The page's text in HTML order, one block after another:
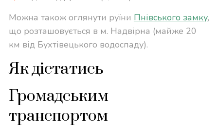
Можна також оглянути руїни Пнівського замку,
що розташовується в м. Надвірна (майже 20
км від Бухтівецького водоспаду).
Як дістатись
Громадським
транспортом